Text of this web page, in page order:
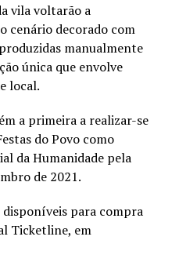
vila voltarão a
cenário decorado com
manualmente
única que envolve
local.
a primeira a realizar-se
do Povo como
da Humanidade pela
de 2021.
para compra
Ticketline, em